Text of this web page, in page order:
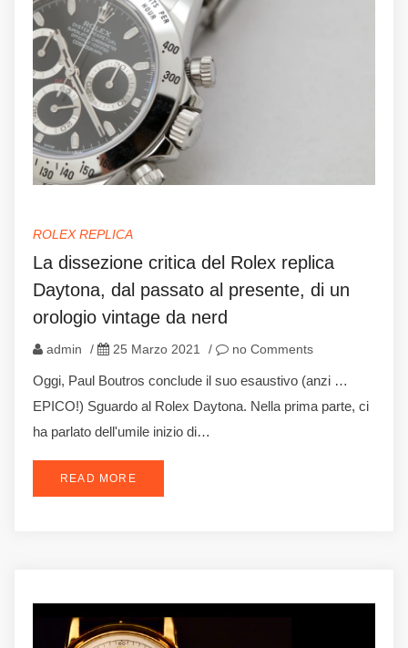
ROLEX REPLICA
La dissezione critica del Rolex replica
Daytona, dal passato al presente, di un
orologio vintage da nerd
admin / 25 Marzo 2021 / no Comments
Oggi, Paul Boutros conclude il suo esaustivo (anzi …
EPICO!) Sguardo al Rolex Daytona. Nella prima parte, ci
ha parlato dell'umile inizio di…
READ MORE